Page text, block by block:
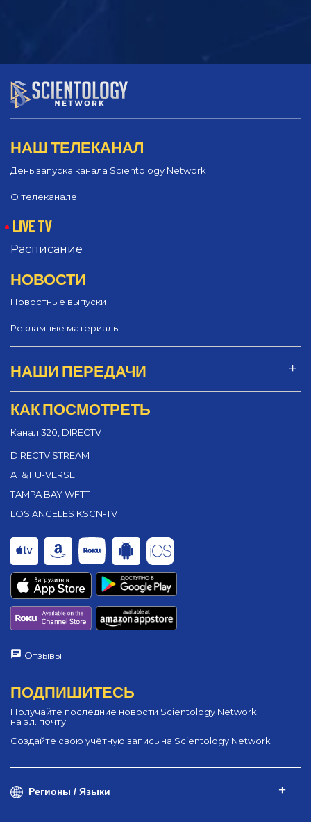
НАШ ТЕЛЕКАНАЛ
День запуска канала Scientology Network
О телеканале
LIVE TV
Расписание
НОВОСТИ
Новостные выпуски
Рекламные материалы
НАШИ ПЕРЕДАЧИ
КАК ПОСМОТРЕТЬ
Канал 320, DIRECTV
DIRECTV STREAM
AT&T U-VERSE
TAMPA BAY WFTT
LOS ANGELES KSCN-TV
Отзывы
ПОДПИШИТЕСЬ
Получайте последние новости Scientology Network
на эл. почту
Создайте свою учётную запись на Scientology Network
Регионы / Языки